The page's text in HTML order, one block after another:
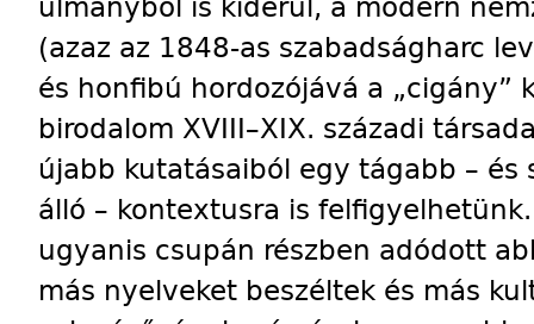
(azaz az 1848-as szabadságharc
és honfibú hordozójává a „cigány”
birodalom XVIII–XIX. századi
újabb kutatásaiból egy tágabb – és
álló – kontextusra is
ugyanis csupán részben adódott
más nyelveket beszéltek és más